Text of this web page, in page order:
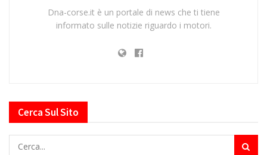
Dna-corse.it è un portale di news che ti tiene
informato sulle notizie riguardo i motori.
Cerca Sul Sito